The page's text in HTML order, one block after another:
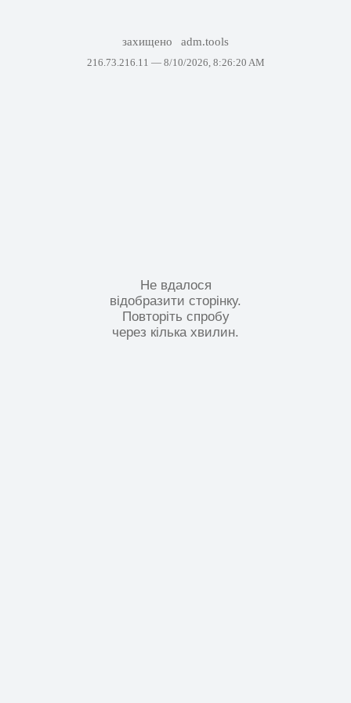
захищено adm.tools
216.73.216.11 — 8/10/2026, 8:26:20 AM
Не вдалося
відобразити сторінку.
Повторіть спробу
через кілька хвилин.